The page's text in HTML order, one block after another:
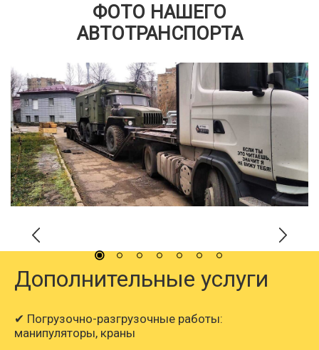
ФОТО НАШЕГО
АВТОТРАНСПОРТА
Дополнительные услуги
✔ Погрузочно-разгрузочные работы:
манипуляторы, краны